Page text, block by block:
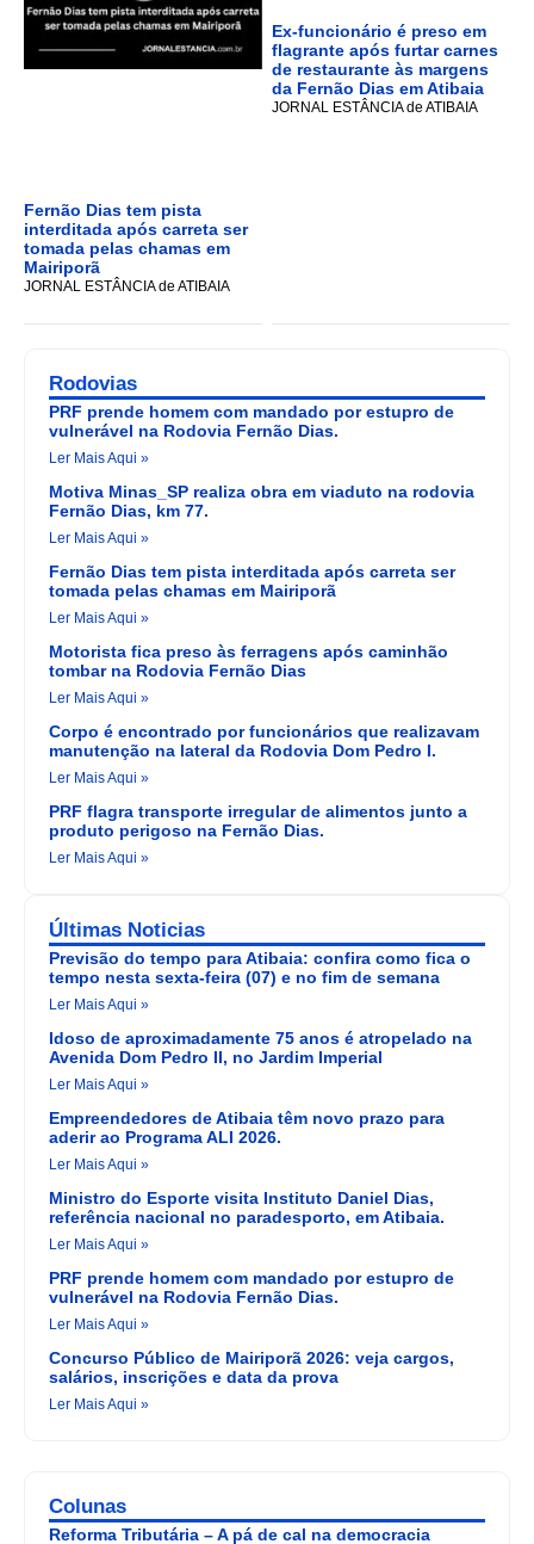
Fernão Dias tem pista
interditada após carreta ser
tomada pelas chamas em
Mairiporã
JORNAL ESTÂNCIA de ATIBAIA
Ex-funcionário é preso em
flagrante após furtar carnes
de restaurante às margens
da Fernão Dias em Atibaia
JORNAL ESTÂNCIA de ATIBAIA
Rodovias
PRF prende homem com mandado por estupro de
vulnerável na Rodovia Fernão Dias.
Ler Mais Aqui »
Motiva Minas_SP realiza obra em viaduto na rodovia
Fernão Dias, km 77.
Ler Mais Aqui »
Fernão Dias tem pista interditada após carreta ser
tomada pelas chamas em Mairiporã
Ler Mais Aqui »
Motorista fica preso às ferragens após caminhão
tombar na Rodovia Fernão Dias
Ler Mais Aqui »
Corpo é encontrado por funcionários que realizavam
manutenção na lateral da Rodovia Dom Pedro I.
Ler Mais Aqui »
PRF flagra transporte irregular de alimentos junto a
produto perigoso na Fernão Dias.
Ler Mais Aqui »
Últimas Noticias
Previsão do tempo para Atibaia: confira como fica o
tempo nesta sexta-feira (07) e no fim de semana
Ler Mais Aqui »
Idoso de aproximadamente 75 anos é atropelado na
Avenida Dom Pedro II, no Jardim Imperial
Ler Mais Aqui »
Empreendedores de Atibaia têm novo prazo para
aderir ao Programa ALI 2026.
Ler Mais Aqui »
Ministro do Esporte visita Instituto Daniel Dias,
referência nacional no paradesporto, em Atibaia.
Ler Mais Aqui »
PRF prende homem com mandado por estupro de
vulnerável na Rodovia Fernão Dias.
Ler Mais Aqui »
Concurso Público de Mairiporã 2026: veja cargos,
salários, inscrições e data da prova
Ler Mais Aqui »
Colunas
Reforma Tributária – A pá de cal na democracia